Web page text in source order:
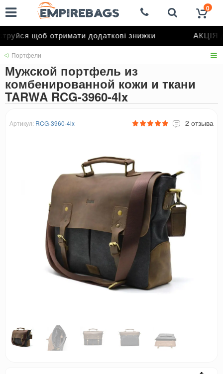
щоб отримати додаткові знижки АКЦІЯ
0
Портфели
Мужской портфель из
комбенированной кожи и ткани
TARWA RCG-3960-4lx
Артикул: RCG-3960-4lx 2 отзыва